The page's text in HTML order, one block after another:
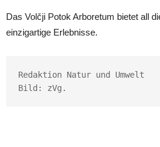
Das Volčji Potok Arboretum bietet all
einzigartige Erlebnisse.
Redaktion Natur und Umwelt
Bild: zVg.